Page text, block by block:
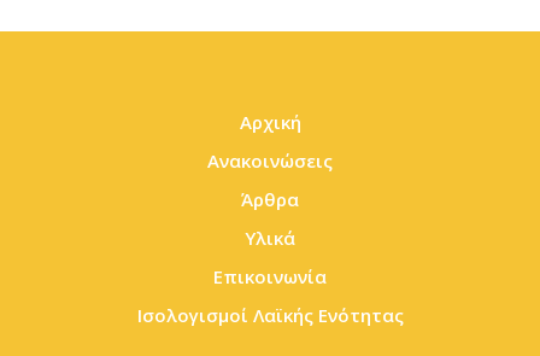
Αρχική
Ανακοινώσεις
Άρθρα
Υλικά
Επικοινωνία
Ισολογισμοί Λαϊκής Ενότητας